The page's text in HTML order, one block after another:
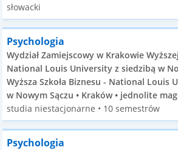
słowacki
Psychologia
Wydział Zamiejscowy w Krakowie
National Louis University z siedzibą w
Wyższa Szkoła Biznesu - National Louis
w Nowym Sączu • Kraków • jednolite
studia niestacjonarne • 10 semestrów
Psychologia